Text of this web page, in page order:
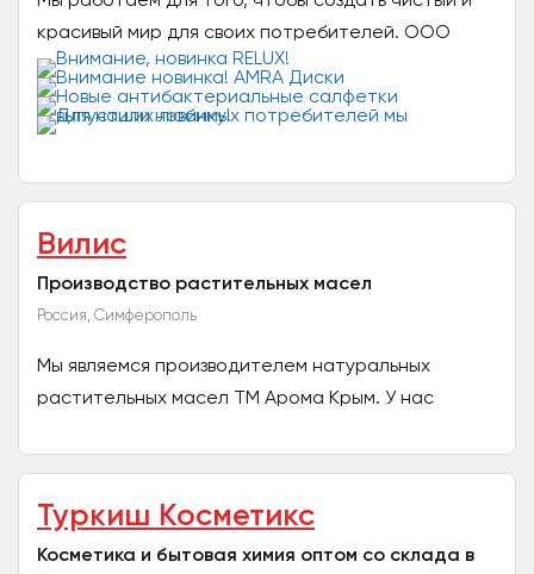
красивый мир для своих потребителей. ООО
«Бумфа Групп» - современное, динамично
развивающееся...
Вилис
Производство растительных масел
Россия, Симферополь
Мы являемся производителем натуральных
растительных масел ТМ Арома Крым. У нас
рафинированных масел! Имеем...
Туркиш Косметикс
Косметика и бытовая химия оптом со склада в